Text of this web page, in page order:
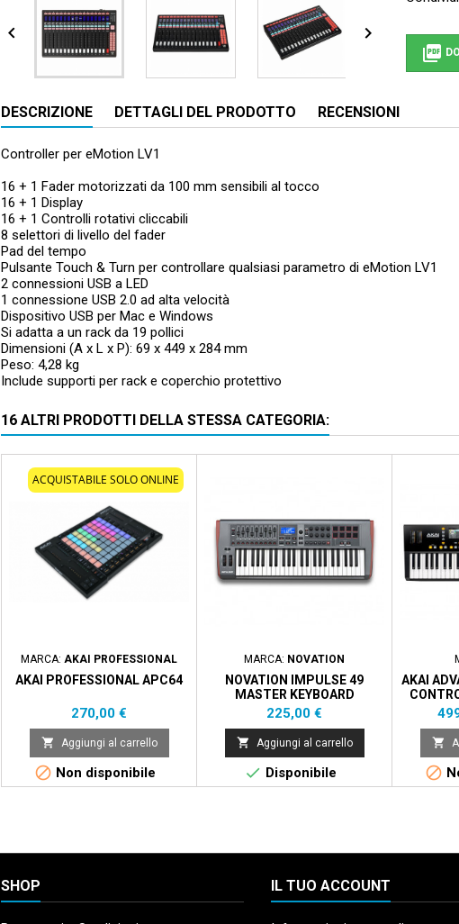
 

DESCRIZIONE DETTAGLI DEL PRODOTTO RECENSIONI
Controller per eMotion LV1
16 + 1 Fader motorizzati da 100 mm sensibili al tocco
16 + 1 Display
16 + 1 Controlli rotativi cliccabili
8 selettori di livello del fader
Pad del tempo
Pulsante Touch & Turn per controllare qualsiasi parametro di eMotion LV1
2 connessioni USB a LED
1 connessione USB 2.0 ad alta velocità
Dispositivo USB per Mac e Windows
Si adatta a un rack da 19 pollici
Dimensioni (A x L x P): 69 x 449 x 284 mm
Peso: 4,28 kg
Include supporti per rack e coperchio protettivo
16 ALTRI PRODOTTI DELLA STESSA CATEGORIA:
ACQUISTABILE SOLO ONLINE
MARCA: AKAI PROFESSIONAL
AKAI PROFESSIONAL APC64
Prezzo
270,00 €
 Aggiungi al carrello
 Non disponibile
MARCA: NOVATION
NOVATION IMPULSE 49
MASTER KEYBOARD
Prezzo
225,00 €
 Aggiungi al carrello
 Disponibile
AKAI


SHOP IL TUO ACCOUNT